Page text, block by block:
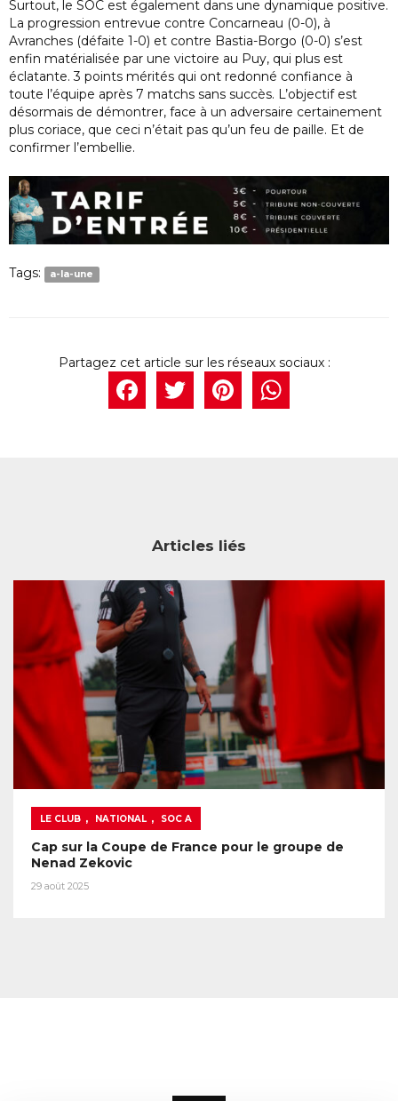
Surtout, le SOC est également dans une dynamique positive.
La progression entrevue contre Concarneau (0-0), à
Avranches (défaite 1-0) et contre Bastia-Borgo (0-0) s’est
enfin matérialisée par une victoire au Puy, qui plus est
éclatante. 3 points mérités qui ont redonné confiance à
toute l’équipe après 7 matchs sans succès. L’objectif est
désormais de démontrer, face à un adversaire certainement
plus coriace, que ceci n’était pas qu’un feu de paille. Et de
confirmer l’embellie.
Tags: a-la-une
Facebook
Twitter
Articles liés
LE CLUB , NATIONAL , SOC A
Cap sur la Coupe de France pour le groupe de
Nenad Zekovic
29 août 2025